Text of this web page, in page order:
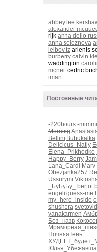
abbey lee
alexander
rijk anna dello
anna selezneva
leibovitz arlenis
burberry calvin
waddington
mcneil cedric
iman
Постоянные
-220hours -
Morning
Bellini Bubukalka
Delicious_Natly
Elena_Prikhodko
Happy_Berry
Lana_Cardi
Obezjanka257
Ussurymi
_БуБуБу_
bertot
engeli guess-me
my_hero_inside
shushera svetovid
yanakarmen
Без_назв
НочнаяТень